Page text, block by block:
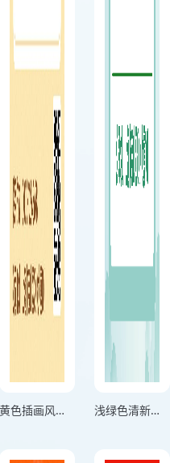
黄色插画风格中秋节放假通知竖版中秋节放假通知海报 浅绿色清新风春和景明清明节海报